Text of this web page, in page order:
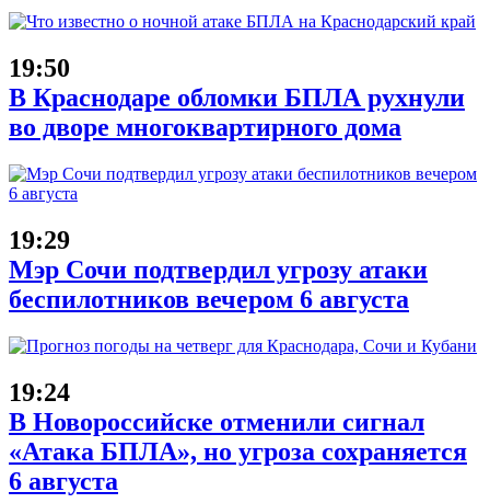
19:50
В Краснодаре обломки БПЛА рухнули
во дворе многоквартирного дома
19:29
Мэр Сочи подтвердил угрозу атаки
беспилотников вечером 6 августа
19:24
В Новороссийске отменили сигнал
«Атака БПЛА», но угроза сохраняется
6 августа